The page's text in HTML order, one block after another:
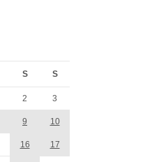
S S
2 3
9 10
16 17